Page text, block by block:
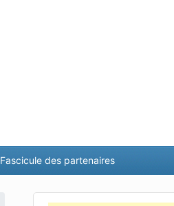
Fascicule des partenaires